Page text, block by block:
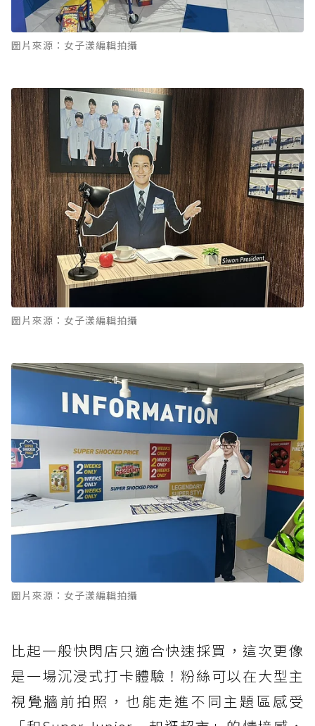
圖片來源：女子漾編輯拍攝
圖片來源：女子漾編輯拍攝
圖片來源：女子漾編輯拍攝
比起一般快閃店只適合快速採買，這次更像
是一場沉浸式打卡體驗！粉絲可以在大型主
視覺牆前拍照，也能走進不同主題區感受